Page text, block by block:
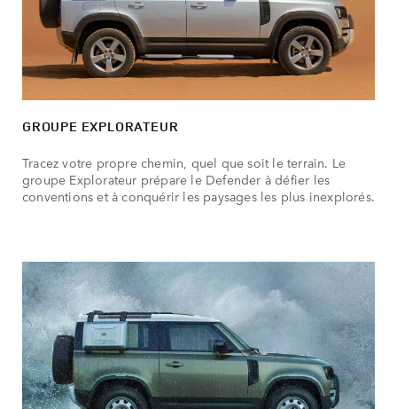
GROUPE EXPLORATEUR
Tracez votre propre chemin, quel que soit le terrain. Le
groupe Explorateur prépare le Defender à défier les
conventions et à conquérir les paysages les plus inexplorés.